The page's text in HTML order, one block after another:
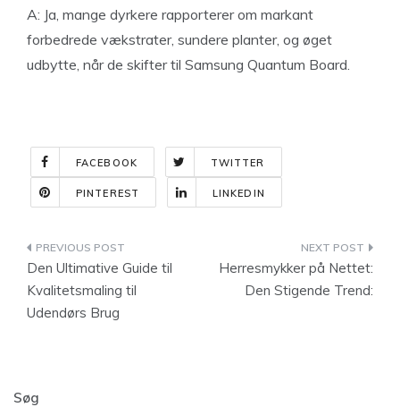
A: Ja, mange dyrkere rapporterer om markant
forbedrede vækstrater, sundere planter, og øget
udbytte, når de skifter til Samsung Quantum Board.
FACEBOOK TWITTER
PINTEREST LINKEDIN
Indlægsnavigation
Den Ultimative Guide til
Kvalitetsmaling til
Udendørs Brug
Herresmykker på Nettet:
Den Stigende Trend:
Søg